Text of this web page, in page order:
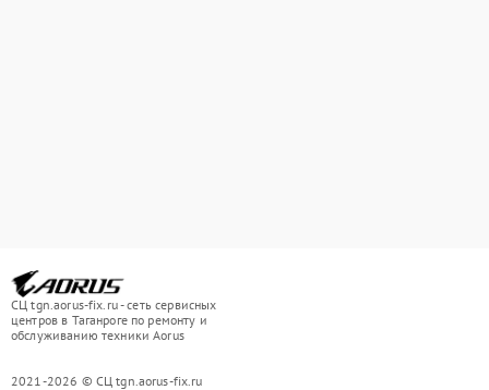
СЦ tgn.aorus-fix.ru - сеть сервисных
центров в Таганроге по ремонту и
обслуживанию техники Aorus
2021-2026 © СЦ tgn.aorus-fix.ru